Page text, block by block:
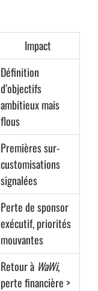
Impact
Définition
d’objectifs
ambitieux mais
flous
Premières sur-
customisations
signalées
Perte de sponsor
exécutif, priorités
mouvantes
Retour à WaWi,
perte financière >